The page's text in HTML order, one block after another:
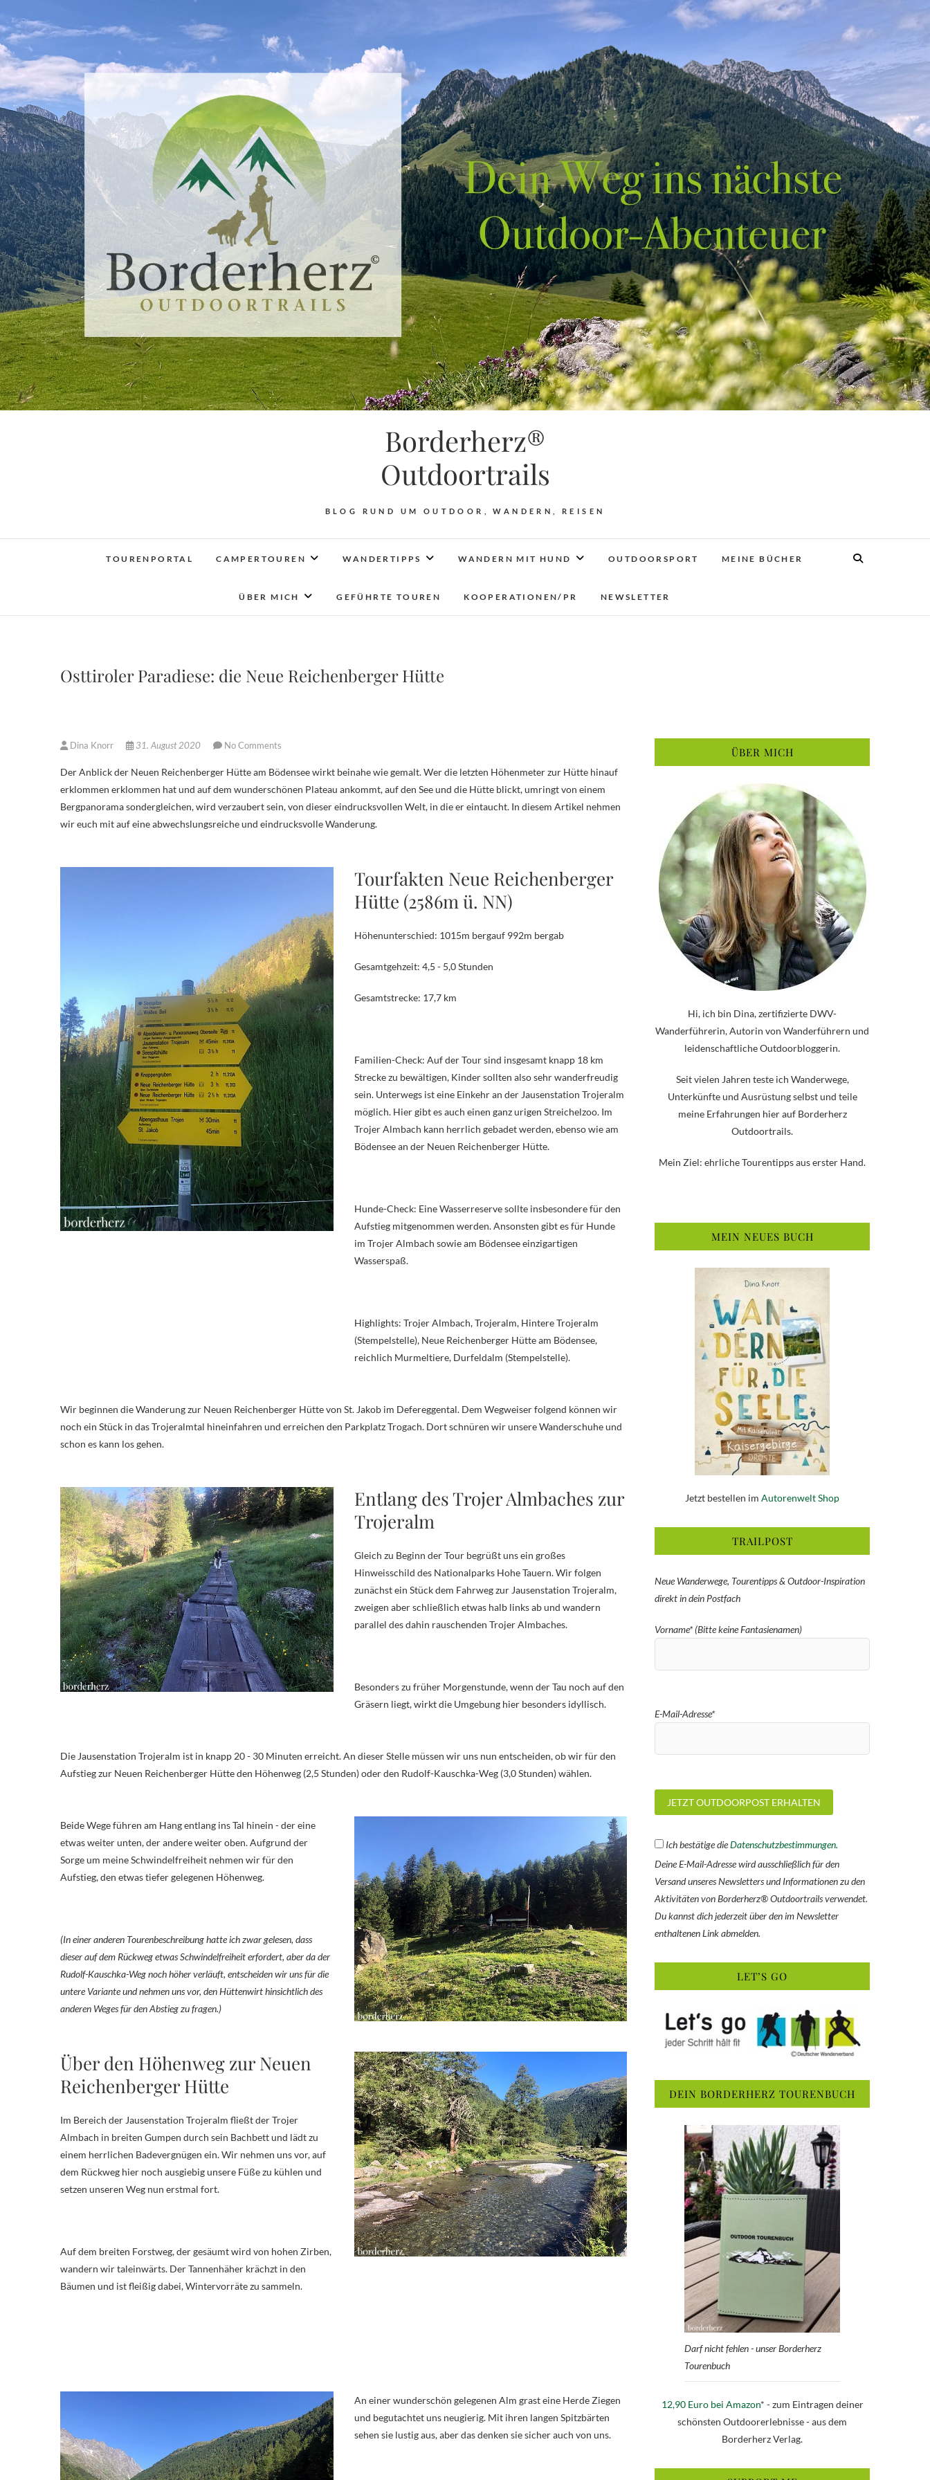
Borderherz®
Outdoortrails
BLOG RUND UM OUTDOOR, WANDERN, REISEN
TOURENPORTAL CAMPERTOUREN WANDERTIPPS WANDERN MIT HUND OUTDOORSPORT MEINE BÜCHER
ÜBER MICH GEFÜHRTE TOUREN KOOPERATIONEN/PR NEWSLETTER
Osttiroler Paradiese: die Neue Reichenberger Hütte
Dina Knorr 31. August 2020 No Comments
Der Anblick der Neuen Reichenberger Hütte am Bödensee wirkt beinahe wie gemalt. Wer die letzten Höhenmeter zur Hütte hinauf
erklommen erklommen hat und auf dem wunderschönen Plateau ankommt, auf den See und die Hütte blickt, umringt von einem
Bergpanorama sondergleichen, wird verzaubert sein, von dieser eindrucksvollen Welt, in die er eintaucht. In diesem Artikel nehmen
wir euch mit auf eine abwechslungsreiche und eindrucksvolle Wanderung.
Tourfakten Neue Reichenberger
Hütte (2586m ü. NN)
Höhenunterschied: 1015m bergauf 992m bergab
Gesamtgehzeit: 4,5 - 5,0 Stunden
Gesamtstrecke: 17,7 km
Familien-Check: Auf der Tour sind insgesamt knapp 18 km
Strecke zu bewältigen, Kinder sollten also sehr wanderfreudig
sein. Unterwegs ist eine Einkehr an der Jausenstation Trojeralm
möglich. Hier gibt es auch einen ganz urigen Streichelzoo. Im
Trojer Almbach kann herrlich gebadet werden, ebenso wie am
Bödensee an der Neuen Reichenberger Hütte.
Hunde-Check: Eine Wasserreserve sollte insbesondere für den
Aufstieg mitgenommen werden. Ansonsten gibt es für Hunde
im Trojer Almbach sowie am Bödensee einzigartigen
Wasserspaß.
Highlights: Trojer Almbach, Trojeralm, Hintere Trojeralm
(Stempelstelle), Neue Reichenberger Hütte am Bödensee,
reichlich Murmeltiere, Durfeldalm (Stempelstelle).
Wir beginnen die Wanderung zur Neuen Reichenberger Hütte von St. Jakob im Defereggental. Dem Wegweiser folgend können wir
noch ein Stück in das Trojeralmtal hineinfahren und erreichen den Parkplatz Trogach. Dort schnüren wir unsere Wanderschuhe und
schon es kann los gehen.
Entlang des Trojer Almbaches zur
Trojeralm
Gleich zu Beginn der Tour begrüßt uns ein großes
Hinweisschild des Nationalparks Hohe Tauern. Wir folgen
zunächst ein Stück dem Fahrweg zur Jausenstation Trojeralm,
zweigen aber schließlich etwas halb links ab und wandern
parallel des dahin rauschenden Trojer Almbaches.
Besonders zu früher Morgenstunde, wenn der Tau noch auf den
Gräsern liegt, wirkt die Umgebung hier besonders idyllisch.
Die Jausenstation Trojeralm ist in knapp 20 - 30 Minuten erreicht. An dieser Stelle müssen wir uns nun entscheiden, ob wir für den
Aufstieg zur Neuen Reichenberger Hütte den Höhenweg (2,5 Stunden) oder den Rudolf-Kauschka-Weg (3,0 Stunden) wählen.
Beide Wege führen am Hang entlang ins Tal hinein - der eine
etwas weiter unten, der andere weiter oben. Aufgrund der
Sorge um meine Schwindelfreiheit nehmen wir für den
Aufstieg, den etwas tiefer gelegenen Höhenweg.
(In einer anderen Tourenbeschreibung hatte ich zwar gelesen, dass
dieser auf dem Rückweg etwas Schwindelfreiheit erfordert, aber da der
Rudolf-Kauschka-Weg noch höher verläuft, entscheiden wir uns für die
untere Variante und nehmen uns vor, den Hüttenwirt hinsichtlich des
anderen Weges für den Abstieg zu fragen.)
Über den Höhenweg zur Neuen
Reichenberger Hütte
Im Bereich der Jausenstation Trojeralm fließt der Trojer
Almbach in breiten Gumpen durch sein Bachbett und lädt zu
einem herrlichen Badevergnügen ein. Wir nehmen uns vor, auf
dem Rückweg hier noch ausgiebig unsere Füße zu kühlen und
setzen unseren Weg nun erstmal fort.
Auf dem breiten Forstweg, der gesäumt wird von hohen Zirben,
wandern wir taleinwärts. Der Tannenhäher krächzt in den
Bäumen und ist fleißig dabei, Wintervorräte zu sammeln.
An einer wunderschön gelegenen Alm grast eine Herde Ziegen
und begutachtet uns neugierig. Mit ihren langen Spitzbärten
sehen sie lustig aus, aber das denken sie sicher auch von uns.
ÜBER MICH
Hi, ich bin Dina, zertifizierte DWV-
Wanderführerin, Autorin von Wanderführern und
leidenschaftliche Outdoorbloggerin.
Seit vielen Jahren teste ich Wanderwege,
Unterkünfte und Ausrüstung selbst und teile
meine Erfahrungen hier auf Borderherz
Outdoortrails.
Mein Ziel: ehrliche Tourentipps aus erster Hand.
MEIN NEUES BUCH
Jetzt bestellen im Autorenwelt Shop
TRAILPOST
Neue Wanderwege, Tourentipps & Outdoor-Inspiration
direkt in dein Postfach
Vorname* (Bitte keine Fantasienamen)
E-Mail-Adresse*
Ich bestätige dieDatenschutzbestimmungen.
Deine E-Mail-Adresse wird ausschließlich für den
Versand unseres Newsletters und Informationen zu den
Aktivitäten von Borderherz® Outdoortrails verwendet.
Du kannst dich jederzeit über den im Newsletter
enthaltenen Link abmelden.
LET’S GO
DEIN BORDERHERZ TOURENBUCH
Darf nicht fehlen - unser Borderherz
Tourenbuch
12,90 Euro bei Amazon* - zum Eintragen deiner
schönsten Outdoorerlebnisse - aus dem
Borderherz Verlag.